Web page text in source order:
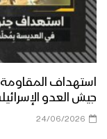
جيش العدو
24/06/2026